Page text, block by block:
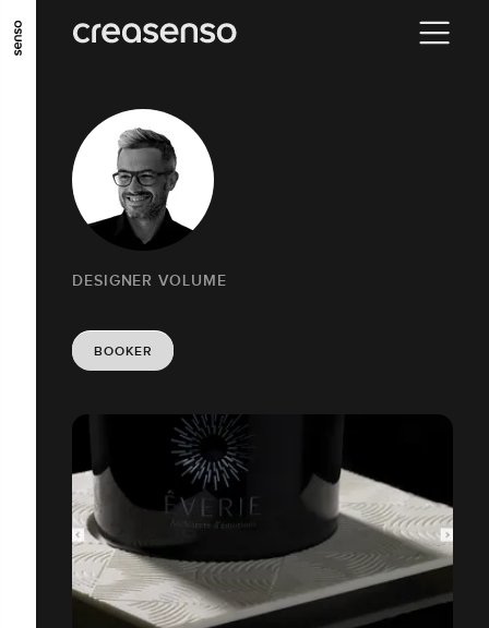
ALLER AU CONTENU PRINCIPAL
ALLER EN BAS DE PAGE
DESIGNER VOLUME
BOOKER